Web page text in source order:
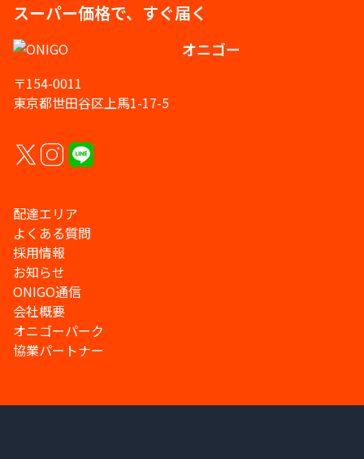
スーパー価格で、すぐ届く
オニゴー
〒154-0011
東京都世田谷区上馬1-17-5
配達エリア
よくある質問
採用情報
お知らせ
ONIGO通信
会社概要
オニゴーパーク
協業パートナー